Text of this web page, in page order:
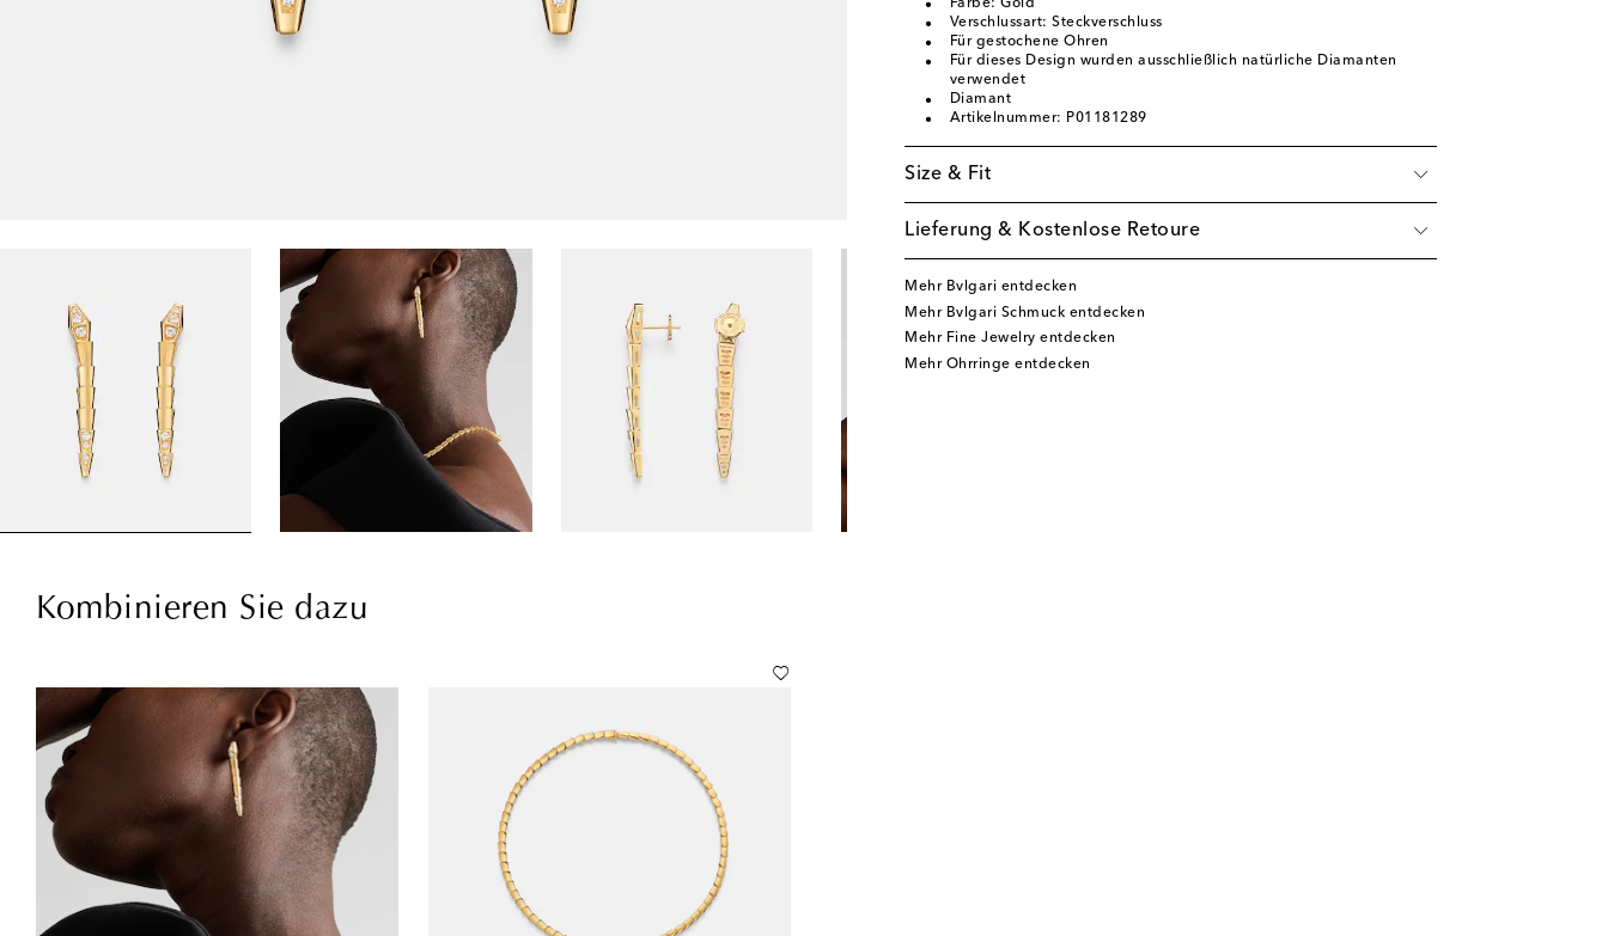
Farbe: Gold
Verschlussart: Steckverschluss
Für gestochene Ohren
Für dieses Design wurden ausschließlich natürliche Diamanten
verwendet
Diamant
Artikelnummer: P01181289
Size & Fit
Lieferung & Kostenlose Retoure
Mehr Bvlgari entdecken
Mehr Bvlgari Schmuck entdecken
Mehr Fine Jewelry entdecken
Mehr Ohrringe entdecken
Kombinieren Sie dazu